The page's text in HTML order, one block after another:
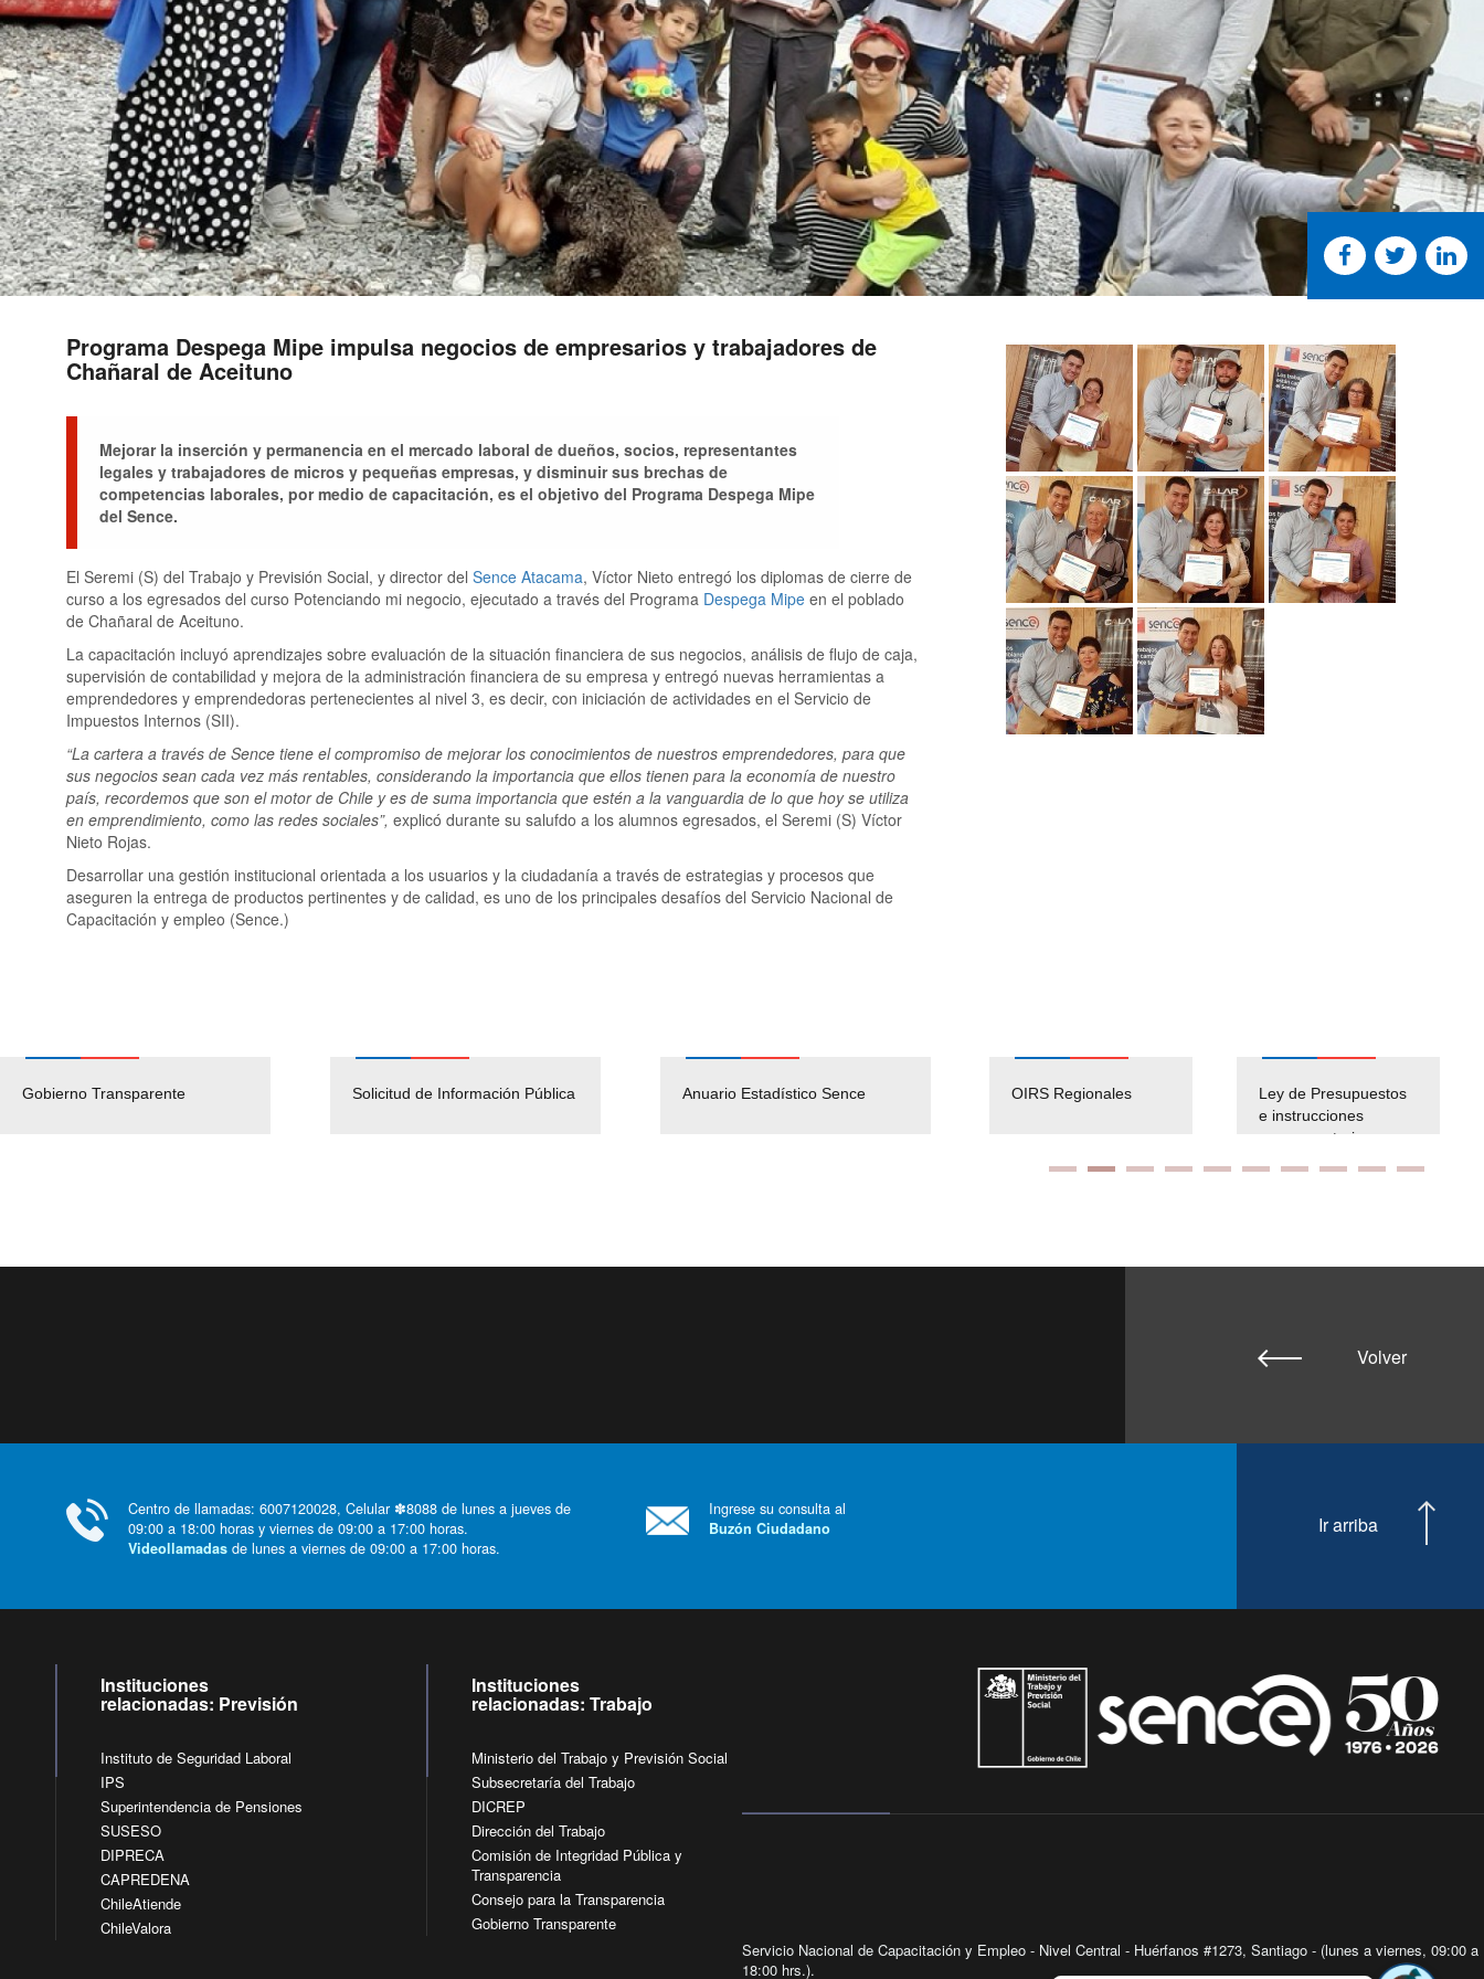
Programa Despega Mipe impulsa negocios de empresarios y trabajadores de
Chañaral de Aceituno
Mejorar la inserción y permanencia en el mercado laboral de dueños, socios, representantes
legales y trabajadores de micros y pequeñas empresas, y disminuir sus brechas de
competencias laborales, por medio de capacitación, es el objetivo del Programa Despega Mipe
del Sence.
El Seremi (S) del Trabajo y Previsión Social, y director del Sence Atacama, Víctor Nieto entregó los diplomas de cierre de
curso a los egresados del curso Potenciando mi negocio, ejecutado a través del Programa Despega Mipe en el poblado
de Chañaral de Aceituno.
La capacitación incluyó aprendizajes sobre evaluación de la situación financiera de sus negocios, análisis de flujo de caja,
supervisión de contabilidad y mejora de la administración financiera de su empresa y entregó nuevas herramientas a
emprendedores y emprendedoras pertenecientes al nivel 3, es decir, con iniciación de actividades en el Servicio de
Impuestos Internos (SII).
“La cartera a través de Sence tiene el compromiso de mejorar los conocimientos de nuestros emprendedores, para que
sus negocios sean cada vez más rentables, considerando la importancia que ellos tienen para la economía de nuestro
país, recordemos que son el motor de Chile y es de suma importancia que estén a la vanguardia de lo que hoy se utiliza
en emprendimiento, como las redes sociales”, explicó durante su salufdo a los alumnos egresados, el Seremi (S) Víctor
Nieto Rojas.
Desarrollar una gestión institucional orientada a los usuarios y la ciudadanía a través de estrategias y procesos que
aseguren la entrega de productos pertinentes y de calidad, es uno de los principales desafíos del Servicio Nacional de
Capacitación y empleo (Sence.)
Gobierno Transparente Solicitud de Información Pública Anuario Estadístico Sence
Pago Proveedores
Empleos Públicos
Solicitud Audiencias y
OIRS Regionales
Ley de Presupuestos
e instrucciones
presuspuetarias
Volver
Centro de llamadas: 6007120028, Celular ✽8088 de lunes a jueves de
09:00 a 18:00 horas y viernes de 09:00 a 17:00 horas.
Videollamadas de lunes a viernes de 09:00 a 17:00 horas.
Ingrese su consulta al
Buzón Ciudadano Ir arriba
Instituciones
relacionadas: Previsión
Instituto de Seguridad Laboral
IPS
Superintendencia de Pensiones
SUSESO
DIPRECA
CAPREDENA
ChileAtiende
ChileValora
Instituciones
relacionadas: Trabajo
Ministerio del Trabajo y Previsión Social
Subsecretaría del Trabajo
DICREP
Dirección del Trabajo
Comisión de Integridad Pública y
Transparencia
Consejo para la Transparencia
Gobierno Transparente
Servicio Nacional de Capacitación y Empleo - Nivel Central - Huérfanos #1273, Santiago - (lunes a viernes, 09:00 a
18:00 hrs.).